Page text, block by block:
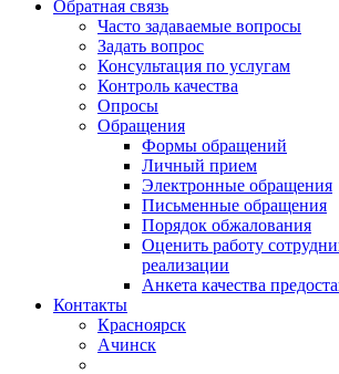
Обратная связь
Часто задаваемые вопросы
Задать вопрос
Консультация по услугам
Контроль качества
Опросы
Обращения
Формы обращений
Личный прием
Электронные обращения
Письменные обращения
Порядок обжалования
Оценить работу
реализации
Анкета качества
Контакты
Красноярск
Ачинск